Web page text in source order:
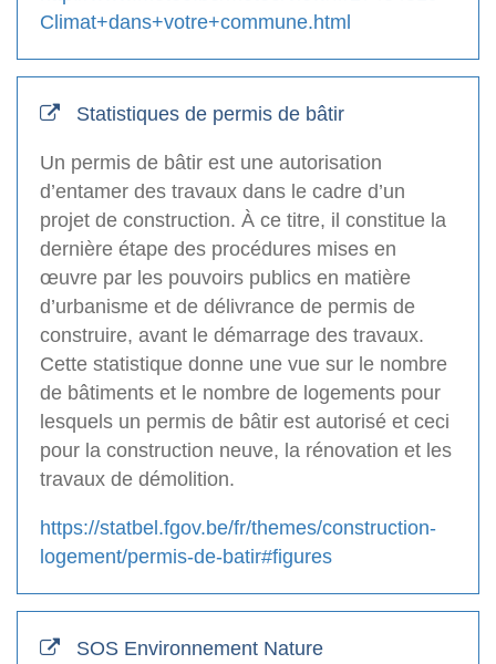
Climat+dans+votre+commune.html
Statistiques de permis de bâtir
Un permis de bâtir est une autorisation
d’entamer des travaux dans le cadre d’un
projet de construction. À ce titre, il constitue la
dernière étape des procédures mises en
œuvre par les pouvoirs publics en matière
d’urbanisme et de délivrance de permis de
construire, avant le démarrage des travaux.
Cette statistique donne une vue sur le nombre
de bâtiments et le nombre de logements pour
lesquels un permis de bâtir est autorisé et ceci
pour la construction neuve, la rénovation et les
travaux de démolition.
https://statbel.fgov.be/fr/themes/construction-
logement/permis-de-batir#figures
SOS Environnement Nature